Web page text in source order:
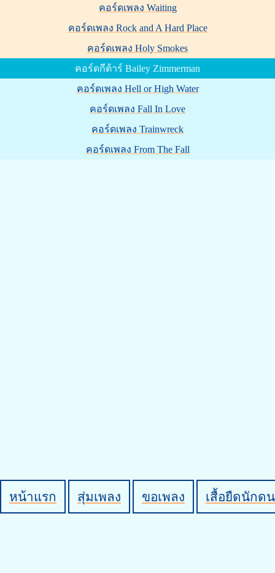
คอร์ดเพลง Waiting
คอร์ดเพลง Rock and A Hard Place
คอร์ดเพลง Holy Smokes
คอร์ดกีต้าร์ Bailey Zimmerman
คอร์ดเพลง Hell or High Water
คอร์ดเพลง Fall In Love
คอร์ดเพลง Trainwreck
คอร์ดเพลง From The Fall
หน้าแรก สุ่มเพลง ขอเพลง เสื้อยืดนักด